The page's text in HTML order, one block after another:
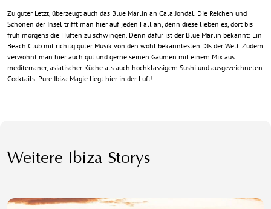
Zu guter Letzt, überzeugt auch das Blue Marlin an Cala Jondal. Die Reichen und
Schönen der Insel trifft man hier auf jeden Fall an, denn diese lieben es, dort bis
früh morgens die Hüften zu schwingen. Denn dafür ist der Blue Marlin bekannt: Ein
Beach Club mit richitg guter Musik von den wohl bekanntesten DJs der Welt. Zudem
verwöhnt man hier auch gut und gerne seinen Gaumen mit einem Mix aus
mediterraner, asiatischer Küche als auch hochklassigem Sushi und ausgezeichneten
Cocktails. Pure Ibiza Magie liegt hier in der Luft!
Weitere Ibiza Storys